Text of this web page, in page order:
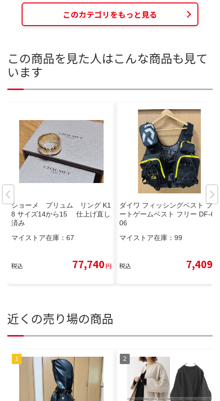
このカテゴリをもっと見る
この商品を見た人はこんな商品も見て
います
ショーメ プリュム リング K1
8 サイズ14から15 仕上げ直し
済み
マイストア在庫： 67
税込 77,740円
ダイワ フィッシングベスト フロ
ートゲームベスト フリー DF-62
06
マイストア在庫： 99
税込 7,409
近くの売り場の商品